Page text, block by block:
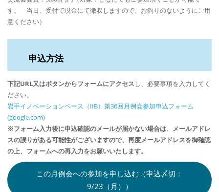
す。 当日、受付で現金にて徴収しますので、お釣りのないようにご用
意ください）
申込方法
下記URL又はボタンからフォームにアクセスし、必要事項を入力してく
ださい。
岩手イノベーションベース（IIB）第36回月例会参加申込フォーム
(google.com)
※フォーム入力後に申込確認のメールが届かない場合は、メールアドレ
スの誤りがある可能性がございますので、再度メールアドレスを御確認
の上、フォームへの再入力をお願いいたします。
この月例会への参加を申し込む（申込〆切：
9/23（月））